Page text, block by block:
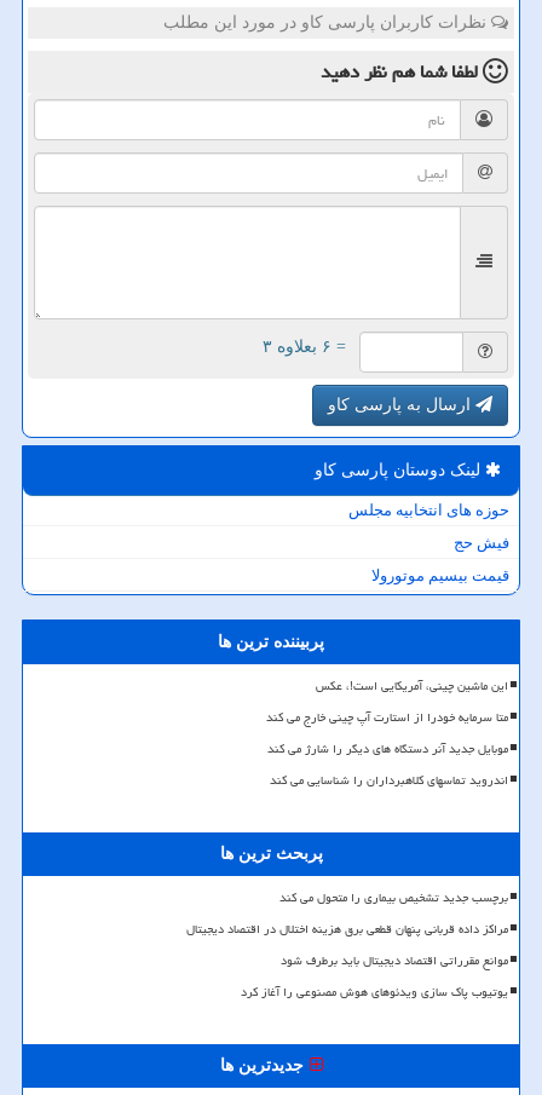
نظرات کاربران پارسی کاو در مورد این مطلب
لطفا شما همنظر دهید
= ۶ بعلاوه ۳
ارسال به پارسی کاو
لینک دوستان پارسی كاو
حوزه های انتخابیه مجلس
فیش حج
قیمت بیسیم موتورولا
پربیننده ترین ها
این ماشین چینی، آمریکایی است!، عکس
متا سرمایه خودرا از استارت آپ چینی خارج می کند
موبایل جدید آنر دستگاه های دیگر را شارژ می کند
اندروید تماسهای کلاهبرداران را شناسایی می کند
پربحث ترین ها
برچسب جدید تشخیص بیماری را متحول می کند
مراکز داده قربانی پنهان قطعی برق هزینه اختلال در اقتصاد دیجیتال
موانع مقرراتی اقتصاد دیجیتال باید برطرف شود
یوتیوب پاک سازی ویدئوهای هوش مصنوعی را آغاز کرد
جدیدترین ها